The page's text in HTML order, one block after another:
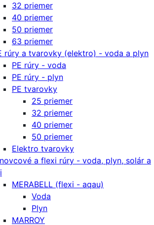
32 priemer
40 priemer
50 priemer
63 priemer
rúry a tvarovky (elektro) - voda a plyn
PE rúry - voda
PE rúry - plyn
PE tvarovky
25 priemer
32 priemer
40 priemer
50 priemer
Elektro tvarovky
a flexi rúry - voda, plyn, solár a
MERABELL (flexi - aqau)
Voda
Plyn
MARROY